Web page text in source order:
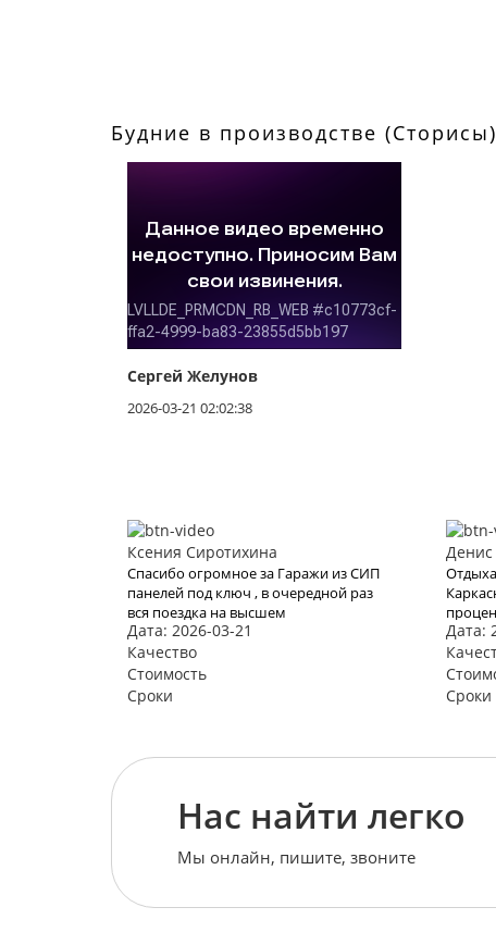
Будние в производстве
Сергей Желунов
2026-03-21 02:02:38
Ксения Сиротихина
Спасибо огромное за Гаражи из СИП
панелей под ключ , в очередной раз
вся поездка на высшем
уровне...цена и условия
шикарны...все понравилось как и
всегда !!!
Дата: 2026-03-21
Качество
Стоимость
Сроки
нам
Хотели
Дата:
Сроки
Нас найти легко
Мы онлайн, пишите, звоните